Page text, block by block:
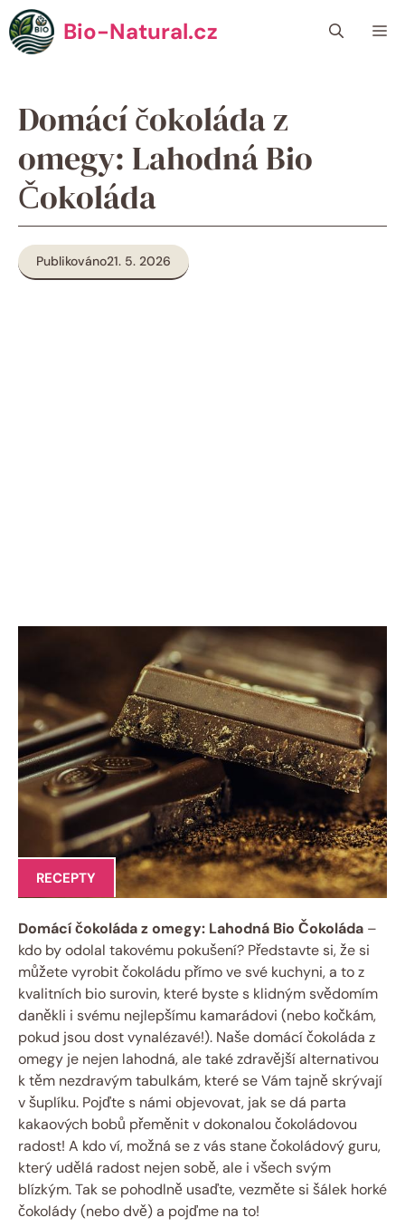
Přeskočit
na
obsah
Bio-Natural.cz
Domácí čokoláda z
omegy: Lahodná Bio
Čokoláda
Publikováno21. 5. 2026
RECEPTY
Domácí čokoláda z omegy: Lahodná Bio Čokoláda –
kdo by odolal takovému pokušení? Představte si, že si
můžete vyrobit čokoládu přímo ve své kuchyni, a to z
kvalitních bio surovin, které byste s klidným svědomím
daněkli i svému nejlepšímu kamarádovi (nebo kočkám,
pokud jsou dost vynalézavé!). Naše domácí čokoláda z
omegy je nejen lahodná, ale také zdravější alternativou
k těm nezdravým tabulkám, které se Vám tajně skrývají
v šuplíku. Pojďte s námi objevovat, jak se dá parta
kakaových bobů přeměnit v dokonalou čokoládovou
radost! A kdo ví, možná se z vás stane čokoládový guru,
který udělá radost nejen sobě, ale i všech svým
blízkým. Tak se pohodlně usaďte, vezměte si šálek horké
čokolády (nebo dvě) a pojďme na to!